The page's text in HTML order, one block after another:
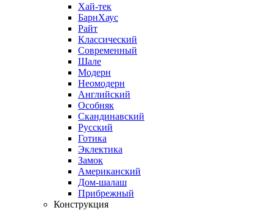
Хай-тек
БарнХаус
Райт
Классический
Современный
Шале
Модерн
Неомодерн
Английский
Особняк
Скандинавский
Русский
Готика
Эклектика
Замок
Американский
Дом-шалаш
Прибрежный
Конструкция